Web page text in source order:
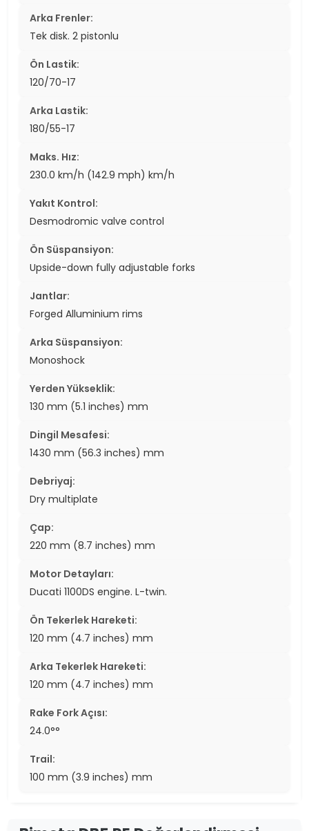
Arka Frenler:
Tek disk. 2 pistonlu
Ön Lastik:
120/70-17
Arka Lastik:
180/55-17
Maks. Hız:
230.0 km/h (142.9 mph) km/h
Yakıt Kontrol:
Desmodromic valve control
Ön Süspansiyon:
Upside-down fully adjustable forks
Jantlar:
Forged Alluminium rims
Arka Süspansiyon:
Monoshock
Yerden Yükseklik:
130 mm (5.1 inches) mm
Dingil Mesafesi:
1430 mm (56.3 inches) mm
Debriyaj:
Dry multiplate
Çap:
220 mm (8.7 inches) mm
Motor Detayları:
Ducati 1100DS engine. L-twin.
Ön Tekerlek Hareketi:
120 mm (4.7 inches) mm
Arka Tekerlek Hareketi:
120 mm (4.7 inches) mm
Rake Fork Açısı:
24.0°°
Trail:
100 mm (3.9 inches) mm